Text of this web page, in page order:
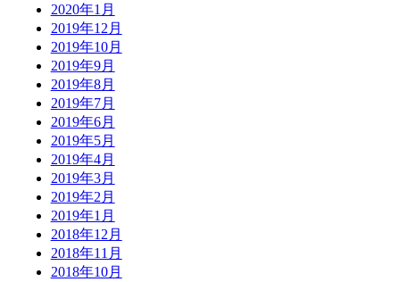
2020年1月
2019年12月
2019年10月
2019年9月
2019年8月
2019年7月
2019年6月
2019年5月
2019年4月
2019年3月
2019年2月
2019年1月
2018年12月
2018年11月
2018年10月